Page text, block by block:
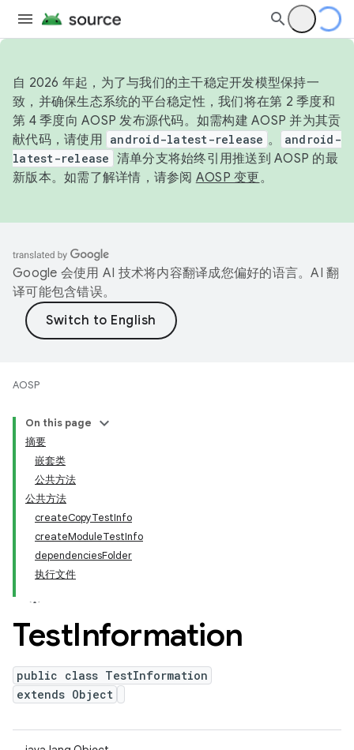
自 2026 年起，为了与我们的主干稳定开发模型保持一
致，并确保生态系统的平台稳定性，我们将在第 2 季度和
第 4 季度向 AOSP 发布源代码。如需构建 AOSP 并为其贡
献代码，请使用 android-latest-release 。
android-
latest-release 清单分支将始终引用推送到 AOSP 的最
新版本。如需了解详情，请参阅 AOSP 变更。
Google 会使用 AI 技术将内容翻译成您偏好的语言。AI 翻
译可能包含错误。
AOSP
On this page
摘要
嵌套类
公共方法
公共方法
createCopyTestInfo
createModuleTestInfo
dependenciesFolder
执行文件
TestInformation
public class TestInformation
extends Object